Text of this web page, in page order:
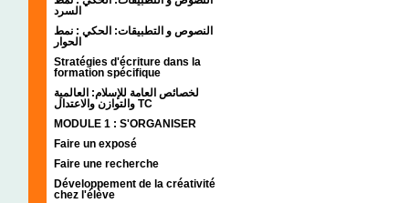
السرد
النصوص و التطبيقات: الحكي : نمط
الحوار
Stratégies d'écriture dans la
formation spécifique
لخصائص العامة للإسلام: العالمية
والتوازن والاعتدال TC
MODULE 1 : S'ORGANISER
Faire un exposé
Faire une recherche
Développement de la créativité
chez l'élève